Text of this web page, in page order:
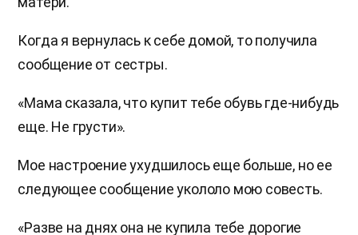
Когда я вернулась к себе домой, то получила
сообщение от сестры.
«Мама сказала, что купит тебе обувь где-нибудь
еще. Не грусти».
Мое настроение ухудшилось еще больше, но ее
следующее сообщение укололо мою совесть.
«Разве на днях она не купила тебе дорогие